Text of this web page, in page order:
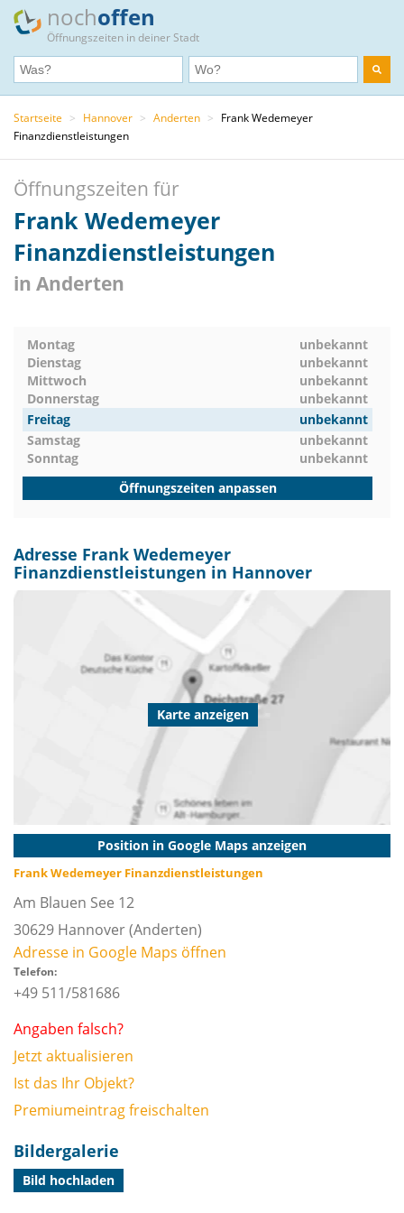
nochoffen
Öffnungszeiten in deiner Stadt
Startseite > Hannover > Anderten > Frank Wedemeyer
Finanzdienstleistungen
Öffnungszeiten für
Frank Wedemeyer
Finanzdienstleistungen
in Anderten
Montag
unbekannt
Dienstag
unbekannt
Mittwoch
unbekannt
Donnerstag
unbekannt
Freitag
unbekannt
Samstag
unbekannt
Sonntag
unbekannt
Öffnungszeiten anpassen
Adresse Frank Wedemeyer
Finanzdienstleistungen in Hannover
Karte anzeigen
Position in Google Maps anzeigen
Frank Wedemeyer Finanzdienstleistungen
Am Blauen See 12
30629 Hannover(Anderten)
Adresse in Google Maps öffnen
Telefon:
+49 511/581686
Angaben falsch?
Jetzt aktualisieren
Ist das Ihr Objekt?
Premiumeintrag freischalten
Bildergalerie
Bild hochladen